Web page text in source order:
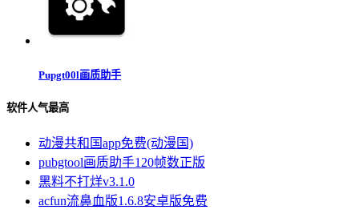
Pupgt00l画质助手
软件人气最高
动漫共和国app免费(动漫国)
pubgtool画质助手120帧数正版
黑料不打烊v3.1.0
acfun流鼻血版1.6.8安卓版免费